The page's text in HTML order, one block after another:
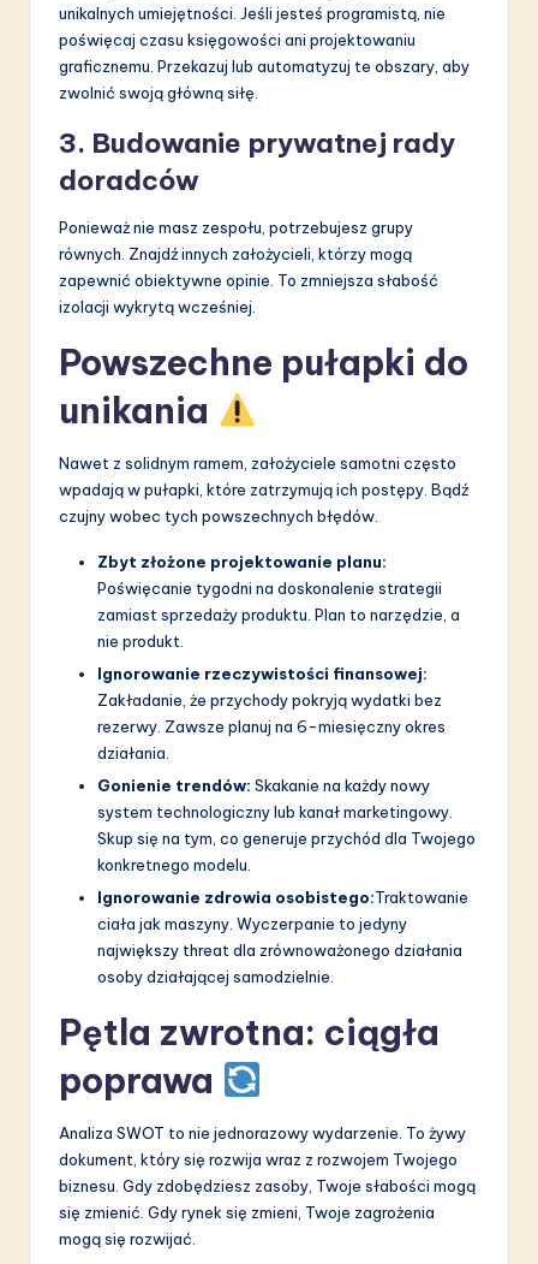
unikalnych umiejętności. Jeśli jesteś programistą, nie
poświęcaj czasu księgowości ani projektowaniu
graficznemu. Przekazuj lub automatyzuj te obszary, aby
zwolnić swoją główną siłę.
3. Budowanie prywatnej rady
doradców
Ponieważ nie masz zespołu, potrzebujesz grupy
równych. Znajdź innych założycieli, którzy mogą
zapewnić obiektywne opinie. To zmniejsza słabość
izolacji wykrytą wcześniej.
Powszechne pułapki do
unikania
Nawet z solidnym ramem, założyciele samotni często
wpadają w pułapki, które zatrzymują ich postępy. Bądź
czujny wobec tych powszechnych błędów.
Zbyt złożone projektowanie planu:
Poświęcanie tygodni na doskonalenie strategii
zamiast sprzedaży produktu. Plan to narzędzie, a
nie produkt.
Ignorowanie rzeczywistości finansowej:
Zakładanie, że przychody pokryją wydatki bez
rezerwy. Zawsze planuj na 6-miesięczny okres
działania.
Gonienie trendów: Skakanie na każdy nowy
system technologiczny lub kanał marketingowy.
Skup się na tym, co generuje przychód dla Twojego
konkretnego modelu.
Ignorowanie zdrowia osobistego:Traktowanie
ciała jak maszyny. Wyczerpanie to jedyny
największy threat dla zrównoważonego działania
osoby działającej samodzielnie.
Pętla zwrotna: ciągła
poprawa
Analiza SWOT to nie jednorazowy wydarzenie. To żywy
dokument, który się rozwija wraz z rozwojem Twojego
biznesu. Gdy zdobędziesz zasoby, Twoje słabości mogą
się zmienić. Gdy rynek się zmieni, Twoje zagrożenia
mogą się rozwijać.